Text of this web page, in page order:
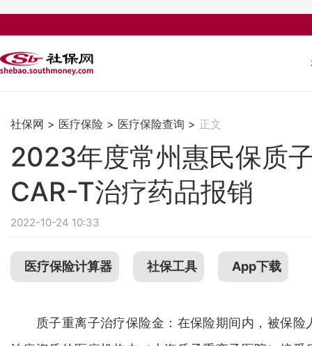
社保网 > 医疗保险 > 医疗保险查询 > 正文
2023年度常州惠民保质
CAR-T治疗药品报销
2022-10-24 10:33
医疗保险计算器 社保工具 App下载
质子重离子治疗保险金：在保险期间内，被保险